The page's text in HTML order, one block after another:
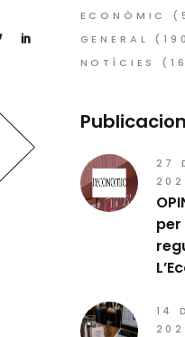
ECONÒMIC
GENERAL
NOTÍCIES
27
14